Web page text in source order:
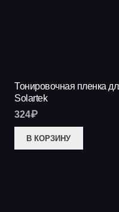
Тонировочная пленка
Solartek
324₽
В КОРЗИНУ